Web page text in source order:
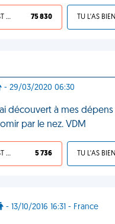
JE VALIDE, C'EST UNE VDM 75 830
- 29/03/2020 06:30
découvert à mes
par le nez. VDM
JE VALIDE, C'EST UNE VDM 5 736
- 13/10/2016 16:31 - France